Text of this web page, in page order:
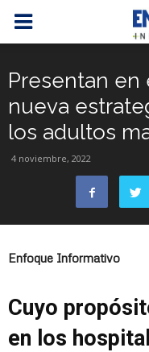
Presentan en
nueva
los adultos
4 noviembre, 2022
Enfoque Informativo
Cuyo
en los